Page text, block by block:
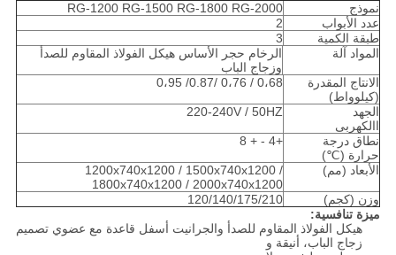
نموذج
RG-1200 RG-1500 RG-1800 RG-2000
عدد الأبواب
2
طبقة الكمية
3
المواد آلة
الرخام حجر الأساس هيكل الفولاذ المقاوم للصدأ
وزجاج الباب
الانتاج المقدرة
(كيلوواط)
0،68 / 0،76 /0.87/ 0،95
الجهد
االكهربى
220-240V / 50HZ
نطاق درجة
حرارة (℃)
+4 - + 8
الأبعاد (مم)
1200x740x1200 / 1500x740x1200 /
1800x740x1200 / 2000x740x1200
وزن (كجم)
120/140/175/210
ميزة تنافسية:
هيكل الفولاذ المقاوم للصدأ والجرانيت أسفل قاعدة مع عضوي تصميم
زجاج الباب، أنيقة و